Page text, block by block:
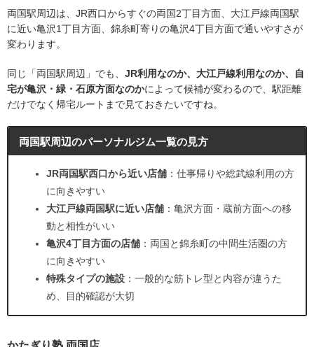
両国駅周辺は、JR西口からすぐの両国2丁目方面、大江戸線両国駅
に近い亀沢1丁目方面、錦糸町寄りの亀沢4丁目方面で通いやすさが
変わります。
同じ「両国駅周辺」でも、 JR利用なのか、大江戸線利用なのか、自
宅が亀沢・緑・石原方面なのかによって候補が変わるので、駅距離
だけでなく帰宅ルートまで見ておきたいですね。
両国駅周辺のパーソナルジム一覧の見方
JR両国駅西口から近い店舗 ：仕事帰りや総武線利用の方
に向きやすい
大江戸線両国駅に近い店舗 ：亀沢方面・蔵前方面への移
動と相性がいい
亀沢4丁目方面の店舗 ：両国と錦糸町の中間生活圏の方
に向きやすい
特殊タイプの施設 ：一般的な筋トレ型と内容が違うた
め、目的確認が大切